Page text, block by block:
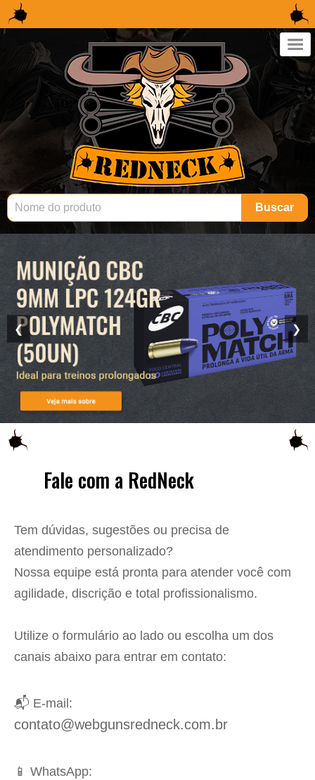
×
Buscar
❮ ❯
📞 Fale com a RedNeck
Tem dúvidas, sugestões ou precisa de
atendimento personalizado?
Nossa equipe está pronta para atender você com
agilidade, discrição e total profissionalismo.
Utilize o formulário ao lado ou escolha um dos
canais abaixo para entrar em contato:
📬 E-mail:
contato@webgunsredneck.com.br
📱 WhatsApp: